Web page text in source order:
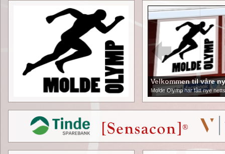
Velkommen til våre
Molde Olymp har fått nye